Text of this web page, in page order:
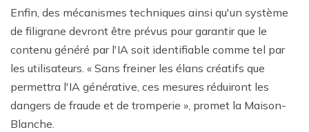
Enfin, des mécanismes techniques ainsi qu'un système
de filigrane devront être prévus pour garantir que le
contenu généré par l'IA soit identifiable comme tel par
les utilisateurs. « Sans freiner les élans créatifs que
permettra l'IA générative, ces mesures réduiront les
dangers de fraude et de tromperie », promet la Maison-
Blanche.